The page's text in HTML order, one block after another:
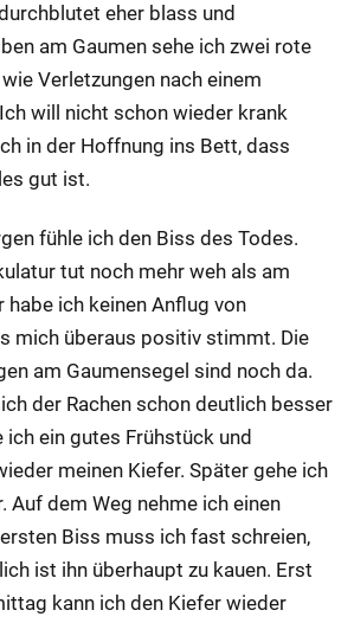
eher blass und
am Gaumen sehe ich zwei rote
Verletzungen nach einem
will nicht schon wieder krank
in der Hoffnung ins Bett, dass
gut ist.
fühle ich den Biss des Todes.
tut noch mehr weh als am
habe ich keinen Anflug von
mich überaus positiv stimmt. Die
am Gaumensegel sind noch da.
der Rachen schon deutlich besser
ich ein gutes Frühstück und
meinen Kiefer. Später gehe ich
Auf dem Weg nehme ich einen
Biss muss ich fast schreien,
ist ihn überhaupt zu kauen. Erst
kann ich den Kiefer wieder